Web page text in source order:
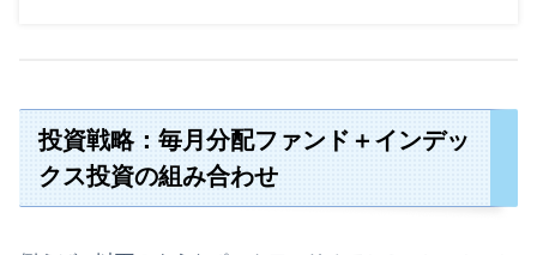
投資戦略：毎月分配ファンド＋インデッ
クス投資の組み合わせ